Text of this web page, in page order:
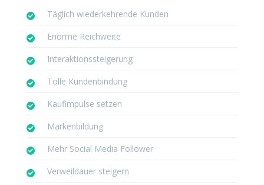
Täglich wiederkehrende Kunden
Enorme Reichweite
Interaktionssteigerung
Tolle Kundenbindung
Kaufimpulse setzen
Markenbildung
Mehr Social Media Follower
Verweildauer steigern